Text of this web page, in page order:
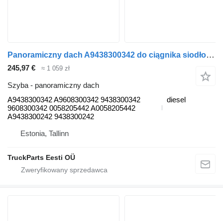
Panoramiczny dach A9438300342 do ciągnika siodłowego Mercedes-Benz Actros MP4 Antos Arocs (2012-)
245,97 € ≈ 1 059 zł
Szyba - panoramiczny dach
A9438300342 A9608300342 9438300342
9608300342 0058205442 A0058205442
A9438300242 9438300242
diesel
Estonia, Tallinn
TruckParts Eesti OÜ